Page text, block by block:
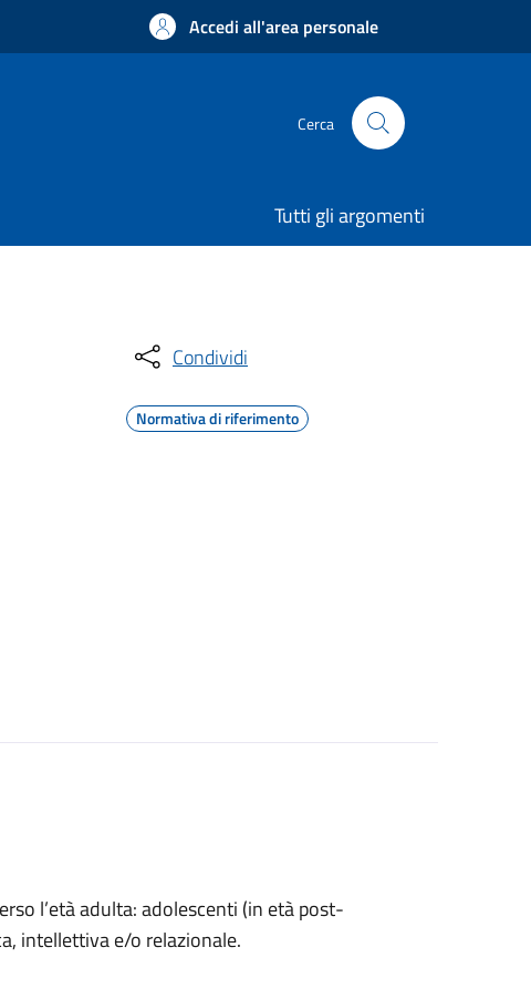
Accedi all'area personale
Cerca
Tutti gli argomenti
Condividi
Normativa di riferimento
l’età adulta: adolescenti (in età post-
intellettiva e/o relazionale.